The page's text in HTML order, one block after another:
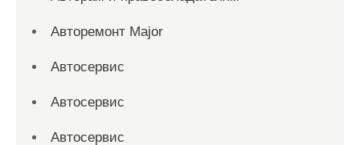
Авторемонт Major
Автосервис
Автосервис
Автосервис